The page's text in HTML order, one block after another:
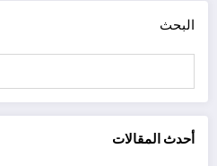
البحث
أحدث المقالات